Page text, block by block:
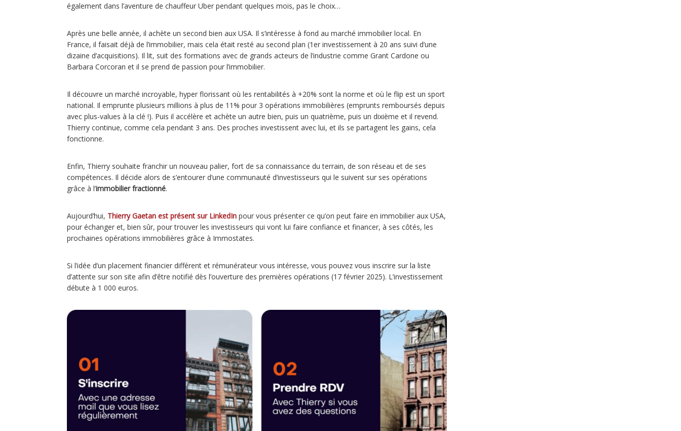
également dans l’aventure de chauffeur Uber pendant quelques mois, pas le choix…
Après une belle année, il achète un second bien aux USA. Il s’intéresse à fond au marché immobilier local. En
France, il faisait déjà de l’immobilier, mais cela était resté au second plan (1er investissement à 20 ans suivi d’une
dizaine d’acquisitions). Il lit, suit des formations avec de grands acteurs de l’industrie comme Grant Cardone ou
Barbara Corcoran et il se prend de passion pour l’immobilier.
Il découvre un marché incroyable, hyper florissant où les rentabilités à +20% sont la norme et où le flip est un sport
national. Il emprunte plusieurs millions à plus de 11% pour 3 opérations immobilières (emprunts remboursés depuis
avec plus-values à la clé !). Puis il accélère et achète un autre bien, puis un quatrième, puis un dixième et il revend.
Thierry continue, comme cela pendant 3 ans. Des proches investissent avec lui, et ils se partagent les gains, cela
fonctionne.
Enfin, Thierry souhaite franchir un nouveau palier, fort de sa connaissance du terrain, de son réseau et de ses
compétences. Il décide alors de s’entourer d’une communauté d’investisseurs qui le suivent sur ses opérations
grâce à l’immobilier fractionné.
Aujourd’hui, Thierry Gaetan est présent sur LinkedIn pour vous présenter ce qu’on peut faire en immobilier aux USA,
pour échanger et, bien sûr, pour trouver les investisseurs qui vont lui faire confiance et financer, à ses côtés, les
prochaines opérations immobilières grâce à Immostates.
Si l’idée d’un placement financier différent et rémunérateur vous intéresse, vous pouvez vous inscrire sur la liste
d’attente sur son site afin d’être notifié dès l’ouverture des premières opérations (17 février 2025). L’investissement
débute à 1 000 euros.